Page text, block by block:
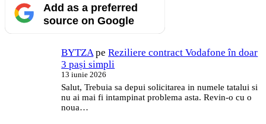
Add as a preferred
source on Google
BYTZA peReziliere contract Vodafone în doar
3 pași simpli
13 iunie 2026
Salut, Trebuia sa depui solicitarea in numele tatalui si
nu ai mai fi intampinat problema asta. Revin-o cu o
noua…